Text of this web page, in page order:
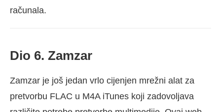
računala.
Dio 6. Zamzar
Zamzar je još jedan vrlo cijenjen mrežni alat za
pretvorbu FLAC u M4A iTunes koji zadovoljava